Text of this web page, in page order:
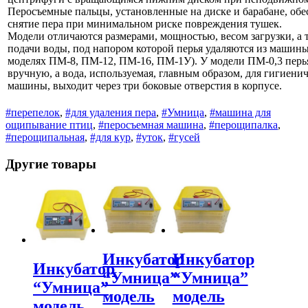
Перосъемные пальцы, установленные на диске и барабане,
снятие пера при минимальном риске повреждения тушек.
Модели отличаются размерами, мощностью, весом загрузки, а
подачи воды, под напором которой перья удаляются из
моделях ПМ-8, ПМ-12, ПМ-16, ПМ-1У). У модели ПМ-0,3 перья
вручную, а вода, используемая, главным образом, для
машины, выходит через три боковые отверстия в корпусе.
#перепелок, #для удаления пера, #Умница, #машина для
ощипывание птиц, #перосъемная машина, #перощипалка,
#перощипальная, #для кур, #уток, #гусей
Другие товары
Инкубатор
“Умница”
Инкубатор
“Умница”
модель
Инкубатор
“Умница”
модель